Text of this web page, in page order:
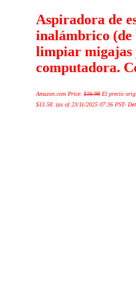
Aspiradora de
inalámbrico
limpiar migajas
computadora.
Amazon.com Price:$16.98 El precio
$13.58. (as of 23/11/2025 07:36 PST-